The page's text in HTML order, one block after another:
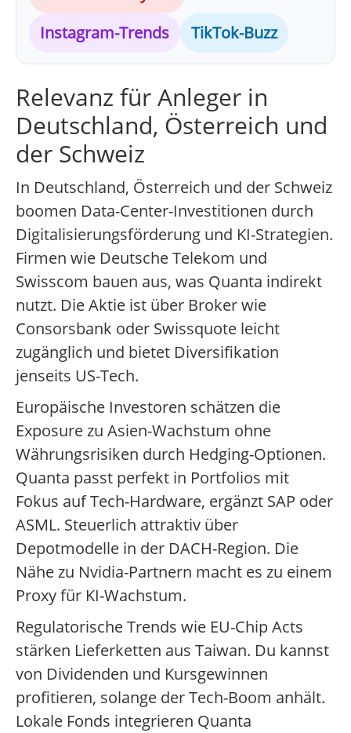
Instagram-Trends
TikTok-Buzz
Relevanz für Anleger in
Deutschland, Österreich und
der Schweiz
In Deutschland, Österreich und der Schweiz
boomen Data-Center-Investitionen durch
Digitalisierungsförderung und KI-Strategien.
Firmen wie Deutsche Telekom und
Swisscom bauen aus, was Quanta indirekt
nutzt. Die Aktie ist über Broker wie
Consorsbank oder Swissquote leicht
zugänglich und bietet Diversifikation
jenseits US-Tech.
Europäische Investoren schätzen die
Exposure zu Asien-Wachstum ohne
Währungsrisiken durch Hedging-Optionen.
Quanta passt perfekt in Portfolios mit
Fokus auf Tech-Hardware, ergänzt SAP oder
ASML. Steuerlich attraktiv über
Depotmodelle in der DACH-Region. Die
Nähe zu Nvidia-Partnern macht es zu einem
Proxy für KI-Wachstum.
Regulatorische Trends wie EU-Chip Acts
stärken Lieferketten aus Taiwan. Du kannst
von Dividenden und Kursgewinnen
profitieren, solange der Tech-Boom anhält.
Lokale Fonds integrieren Quanta